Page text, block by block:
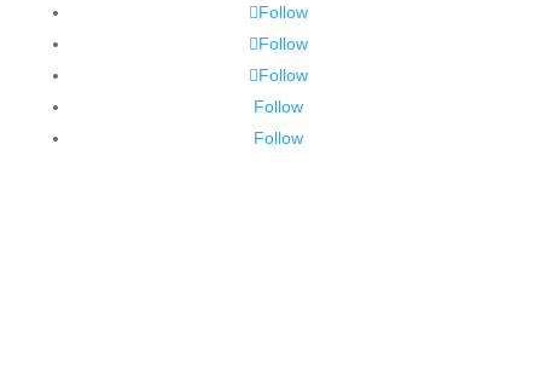
Follow
Follow
Follow
Follow
Follow